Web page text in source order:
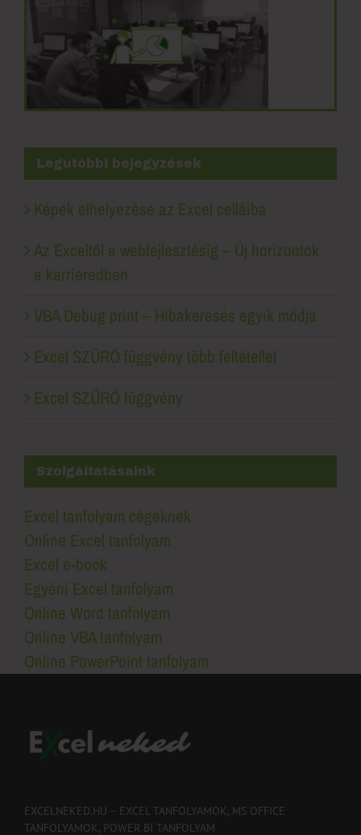
Legutóbbi bejegyzések
Képek elhelyezése az Excel celláiba
Az Exceltől a webfejlesztésig – Új horizontok
a karrieredben
VBA Debug print – Hibakeresés egyik módja
Excel SZŰRŐ függvény több feltétellel
Excel SZŰRŐ függvény
Szolgáltatásaink
Excel tanfolyam cégeknek
Online Excel tanfolyam
Excel e-book
Egyéni Excel tanfolyam
Online Word tanfolyam
Online VBA tanfolyam
Online PowerPoint tanfolyam
EXCELNEKED.HU – EXCEL TANFOLYAMOK, MS OFFICE
TANFOLYAMOK, POWER BI TANFOLYAM